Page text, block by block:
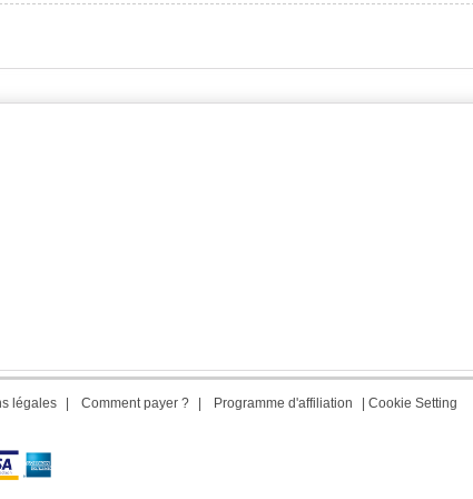
légales | Comment payer ? | Programme d'affiliation | Cookie Setting